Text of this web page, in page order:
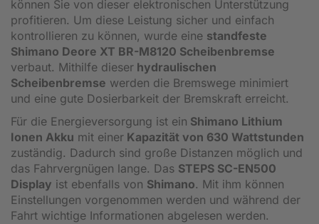
können Sie von dieser elektronischen Unterstützung
profitieren. Um diese Leistung sicher und einfach
kontrollieren zu können, wurde eine standfeste
Shimano Deore XT BR-M8120 Scheibenbremse
verbaut. Mithilfe dieser hydraulischen
Scheibenbremse werden die Bremswege minimiert
und eine gute Dosierbarkeit der Bremskraft erreicht.
Für die Energieversorgung ist ein Shimano Lithium
Ionen Akku mit einer Kapazität von 630 Wattstunden
zuständig. Dadurch sind große Distanzen möglich und
das Fahrvergnügen lange. Das STEPS SC-EN500
Display ist ebenfalls von Shimano. Mit ihm können
Einstellungen vorgenommen werden und während der
Fahrt wichtige Informationen abgelesen werden.